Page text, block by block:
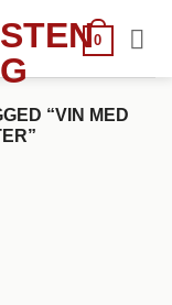
0
“VIN MED